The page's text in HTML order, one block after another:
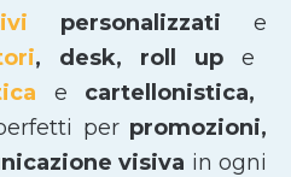
personalizzati e
, desk, roll up e
e cartellonistica,
per promozioni,
visiva in ogni